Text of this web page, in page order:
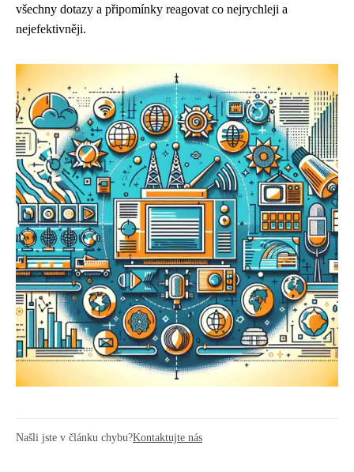
všechny dotazy a připomínky reagovat co nejrychleji a
nejefektivněji.
Našli jste v článku chybu?Kontaktujte nás